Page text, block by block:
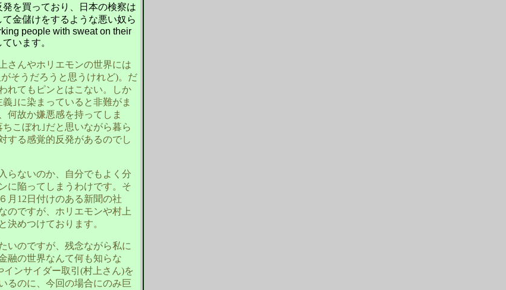
を買っており、日本の検察は
金儲けをするような悪い奴ら
people with sweat on their
います。
さんやホリエモンの世界には
そうだろうと思うけれど)。だ
れてもピンとはこない。しか
｣に染まっていると非難がま
何故か嫌悪感を持ってしま
こぼれ｣だと思いながら暮ら
する感覚的反発があるのでし
らないのか、自分でもよく分
に陥ってしまうわけです。そ
月12日付けのある新聞の社
のですが、ホリエモンや村上
決めつけております。
いのですが、残念ながら私に
融の世界なんて何も知らな
ンサイダー取引(村上さん)を
るのに、今回の場合にのみ巨